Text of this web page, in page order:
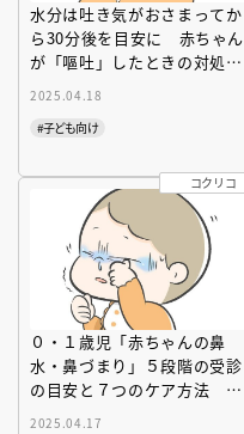
水分は吐き気がおさまってか
ら30分後を目安に 赤ちゃん
が「嘔吐」したときの対処法
を小児科専門医が解説
2025.04.18
#子ども向け
コクリコ
０・１歳児「赤ちゃんの鼻
水・鼻づまり」５段階の受診
の目安と７つのケア方法 小
児科医が解説
2025.04.17